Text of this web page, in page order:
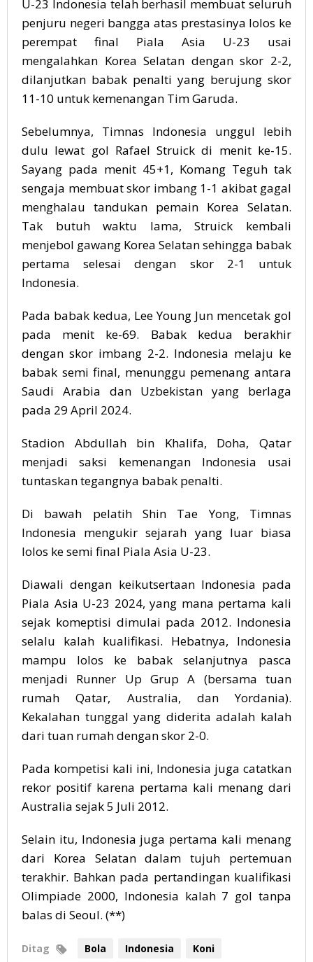
U-23 Indonesia telah berhasil membuat seluruh
penjuru negeri bangga atas prestasinya lolos ke
perempat final Piala Asia U-23 usai
mengalahkan Korea Selatan dengan skor 2-2,
dilanjutkan babak penalti yang berujung skor
11-10 untuk kemenangan Tim Garuda.
Sebelumnya, Timnas Indonesia unggul lebih
dulu lewat gol Rafael Struick di menit ke-15.
Sayang pada menit 45+1, Komang Teguh tak
sengaja membuat skor imbang 1-1 akibat gagal
menghalau tandukan pemain Korea Selatan.
Tak butuh waktu lama, Struick kembali
menjebol gawang Korea Selatan sehingga babak
pertama selesai dengan skor 2-1 untuk
Indonesia.
Pada babak kedua, Lee Young Jun mencetak gol
pada menit ke-69. Babak kedua berakhir
dengan skor imbang 2-2. Indonesia melaju ke
babak semi final, menunggu pemenang antara
Saudi Arabia dan Uzbekistan yang berlaga
pada 29 April 2024.
Stadion Abdullah bin Khalifa, Doha, Qatar
menjadi saksi kemenangan Indonesia usai
tuntaskan tegangnya babak penalti.
Di bawah pelatih Shin Tae Yong, Timnas
Indonesia mengukir sejarah yang luar biasa
lolos ke semi final Piala Asia U-23.
Diawali dengan keikutsertaan Indonesia pada
Piala Asia U-23 2024, yang mana pertama kali
sejak komeptisi dimulai pada 2012. Indonesia
selalu kalah kualifikasi. Hebatnya, Indonesia
mampu lolos ke babak selanjutnya pasca
menjadi Runner Up Grup A (bersama tuan
rumah Qatar, Australia, dan Yordania).
Kekalahan tunggal yang diderita adalah kalah
dari tuan rumah dengan skor 2-0.
Pada kompetisi kali ini, Indonesia juga catatkan
rekor positif karena pertama kali menang dari
Australia sejak 5 Juli 2012.
Selain itu, Indonesia juga pertama kali menang
dari Korea Selatan dalam tujuh pertemuan
terakhir. Bahkan pada pertandingan kualifikasi
Olimpiade 2000, Indonesia kalah 7 gol tanpa
balas di Seoul. (**)
Ditag Bola Indonesia
Koni